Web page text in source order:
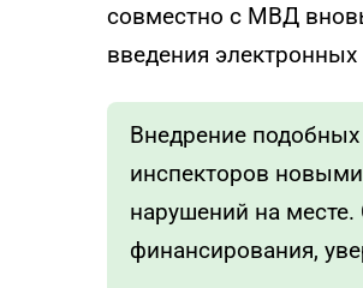
совместно с МВД
введения
Внедрение
инспекторов
нарушений на
финансирования,